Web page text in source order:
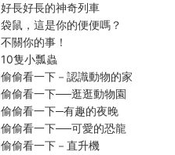
好長好長的神奇列車
袋鼠，這是你的便便嗎？
不關你的事！
10隻小瓢蟲
偷偷看一下－認識動物的家
偷偷看一下──逛逛動物園
偷偷看一下─有趣的夜晚
偷偷看一下──可愛的恐龍
偷偷看一下－直升機